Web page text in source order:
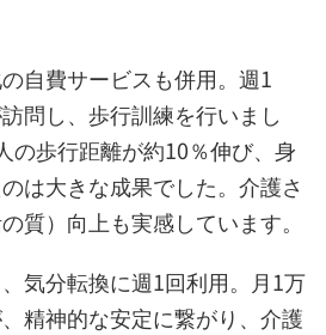
自費サービスも併用。週1
問し、歩行訓練を行いまし
の歩行距離が約10％伸び、身
は大きな成果でした。介護さ
質）向上も実感しています。
気分転換に週1回利用。月1万
精神的な安定に繋がり、介護